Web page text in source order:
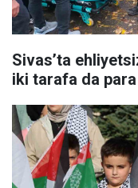
Sivas’ta
iki tarafa da